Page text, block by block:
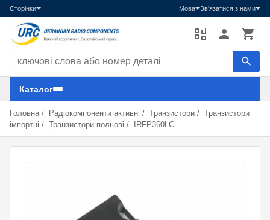
Сторінки Мова Зв'язатися з нами
Пошук компонентів
Каталог
Головна / Радіокомпоненти активні / Транзистори / Транзистори
імпортні / Транзистори польові / IRFP360LC